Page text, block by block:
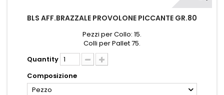
BLS AFF.BRAZZALE PROVOLONE PICCANTE GR.80
Pezzi per Collo: 15.
Colli per Pallet 75.
Quantity
Composizione
Pezzo